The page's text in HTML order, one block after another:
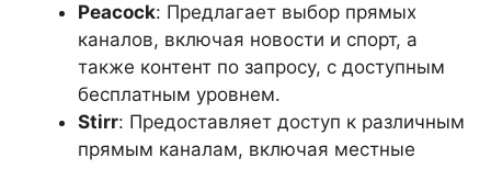
Peacock: Предлагает выбор прямых
каналов, включая новости и спорт, а
также контент по запросу, с доступным
бесплатным уровнем.
Stirr: Предоставляет доступ к различным
прямым каналам, включая местные